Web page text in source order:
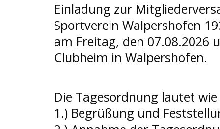
Einladung zur
Sportverein Walpershofen
am Freitag, den 07.08.2026
Clubheim in Walpershofen.
Die Tagesordnung lautet
1.) Begrüßung und